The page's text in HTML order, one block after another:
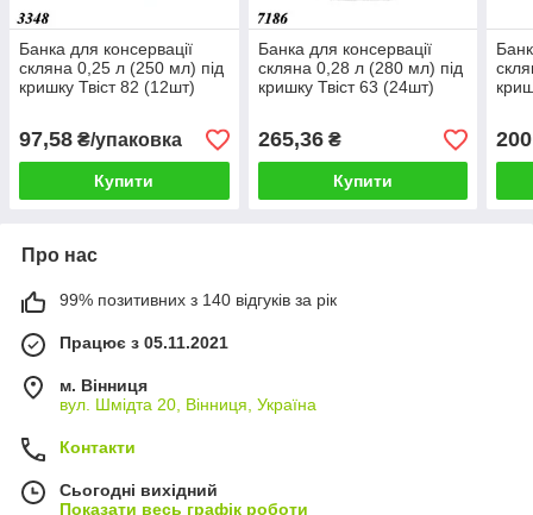
Банка для консервації
скляна 0,25 л (250 мл) під
кришку Твіст 82 (12шт)
97,58 ₴/упаковка
Купити
Банка для консервації
скляна 0,28 л (280 мл) під
кришку Твіст 63 (24шт)
265,36₴
Купити
Про нас
99% позитивних з 140 відгуків за рік
Працює з 05.11.2021
м. Вінниця
вул. Шмідта 20, Вінниця, Україна
Контакти
Сьогодні вихідний
Показати весь графік роботи